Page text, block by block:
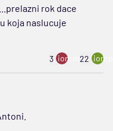
rok dace
koja naslucuje
3 ion:minus
22